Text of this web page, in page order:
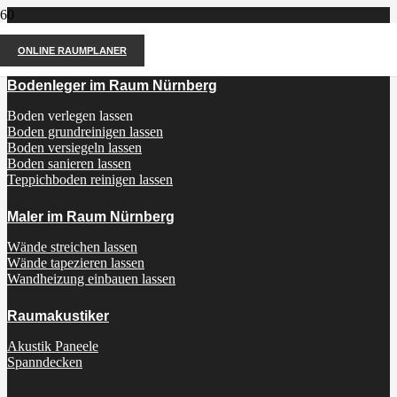
ONLINE RAUMPLANER
Bodenleger im Raum Nürnberg
Boden verlegen lassen
Boden grundreinigen lassen
Boden versiegeln lassen
Boden sanieren lassen
Teppichboden reinigen lassen
Maler im Raum Nürnberg
Wände streichen lassen
Wände tapezieren lassen
Wandheizung einbauen lassen
Raumakustiker
Akustik Paneele
Spanndecken